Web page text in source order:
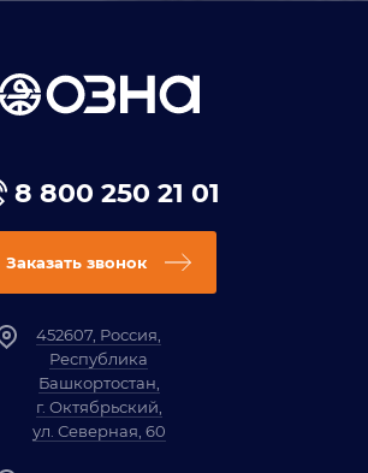
8 800 250 21 01
Заказать звонок
452607, Россия,
Республика
Башкортостан,
г. Октябрьский,
ул. Северная, 60